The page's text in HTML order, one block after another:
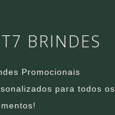
BRINDES
Promocionais
para todos os